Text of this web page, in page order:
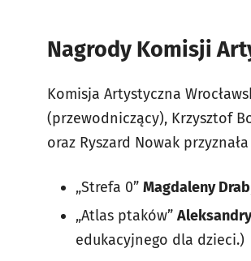
Nagrody Komisji
Komisja Artystyczna
(przewodniczący), Krzysztof
oraz Ryszard Nowak
„Strefa 0” Magdaleny Drab
„Atlas ptaków”
edukacyjnego dla dzieci.)